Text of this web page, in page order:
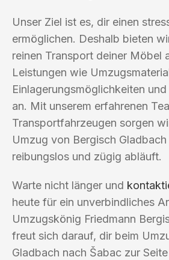
Unser Ziel ist es, dir einen
ermöglichen. Deshalb bieten
reinen Transport deiner Möbel
Leistungen wie
Einlagerungsmöglichkeiten
an. Mit unserem erfahrenen
Transportfahrzeugen sorgen
Umzug von Bergisch
reibungslos und zügig abläuft.
Warte nicht länger und
heute für ein unverbindliches
Umzugskönig Friedmann
freut sich darauf, dir beim
Gladbach nach Šabac zur